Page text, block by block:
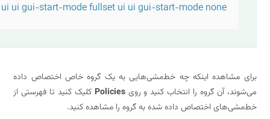
set ui ui gui-start-mode fullset ui ui gui-start-mode none
مشاهده اینکه چه خط‌مشی‌هایی به یک گروه خاص اختصاص داده
آن گروه را انتخاب کنید و رویPolicies کلیک کنید تا فهرستی از
اختصاص داده شده به گروه را مشاهده کنید.